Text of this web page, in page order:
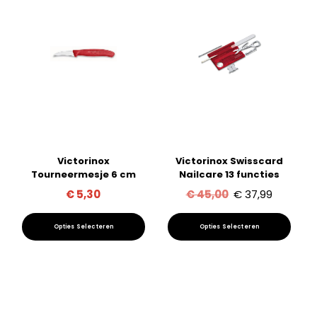
kan
gekozen
productpagina
Victorinox
Tourneermesje 6 cm
€5,30
Opties Selecteren
Victorinox Swisscard
Nailcare 13 functies
€45,00
prijs
€37,99
prijs
is:
Opties Selecteren